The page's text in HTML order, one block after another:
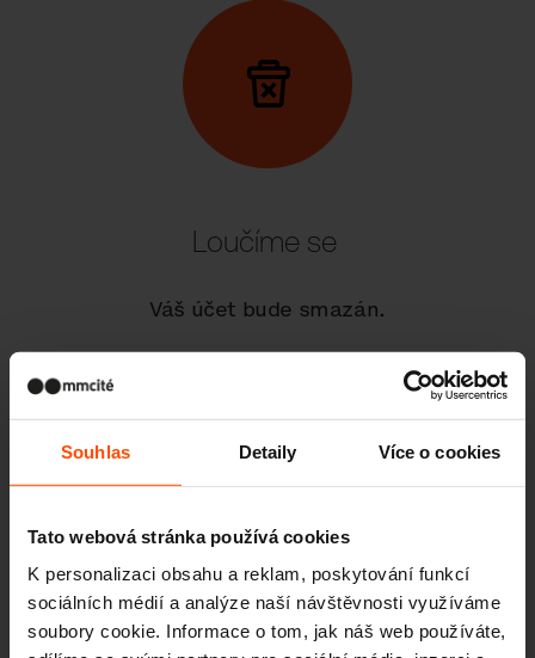
Souhlas Detaily Více o cookies
Tato webová stránka používá cookies
K personalizaci obsahu a reklam, poskytování funkcí
sociálních médií a analýze naší návštěvnosti využíváme
soubory cookie. Informace o tom, jak náš web používáte,
Loučíme se
Váš účet bude smazán.